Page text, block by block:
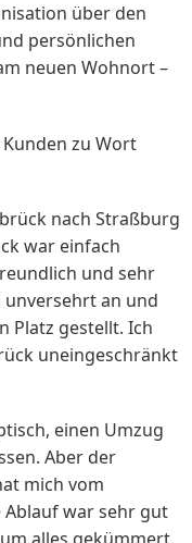
über den
persönlichen
neuen Wohnort –
zu Wort
nach Straßburg
war einfach
und sehr
an und
Platz gestellt. Ich
uneingeschränkt
einen Umzug
Aber der
mich vom
Ablauf war sehr gut